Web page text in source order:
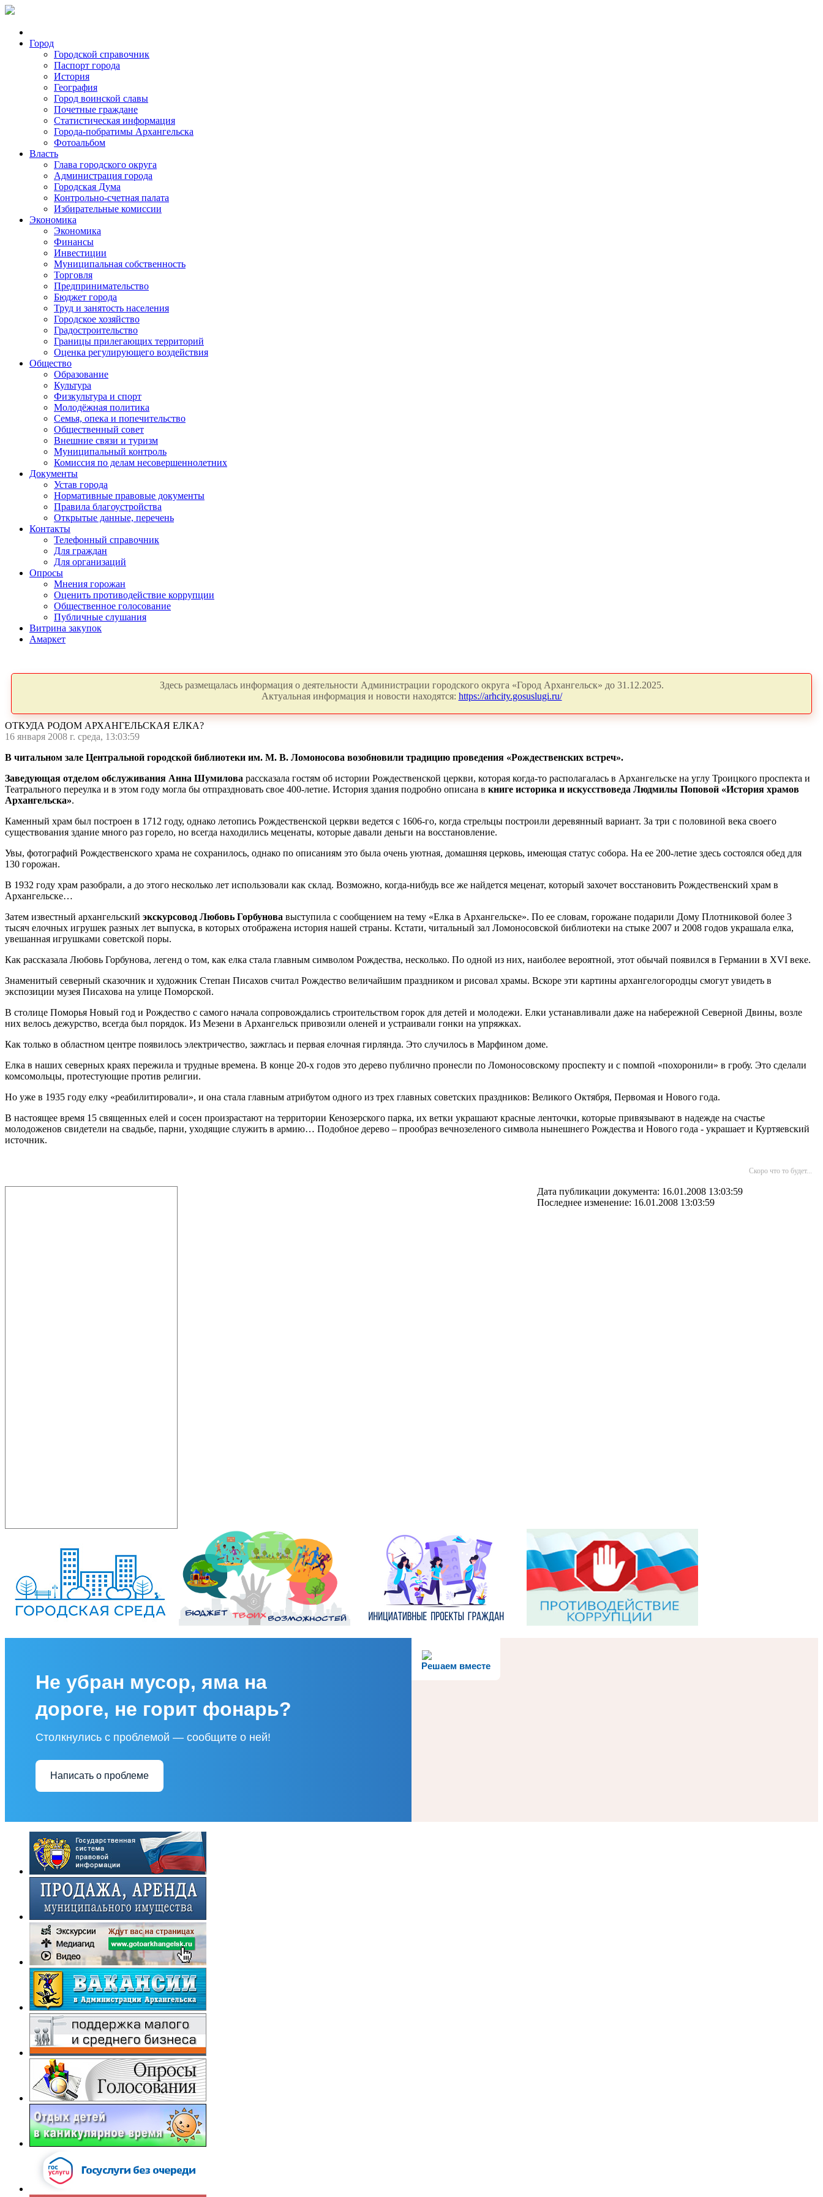
Город
Городской справочник
Паспорт города
История
География
Город воинской славы
Почетные граждане
Статистическая информация
Города-побратимы Архангельска
Фотоальбом
Власть
Глава городского округа
Администрация города
Городская Дума
Контрольно-счетная палата
Избирательные комиссии
Экономика
Экономика
Финансы
Инвестиции
Муниципальная собственность
Торговля
Предпринимательство
Бюджет города
Труд и занятость населения
Городское хозяйство
Градостроительство
Границы прилегающих территорий
Оценка регулирующего воздействия
Общество
Образование
Культура
Физкультура и спорт
Молодёжная политика
Семья, опека и попечительство
Общественный совет
Внешние связи и туризм
Муниципальный контроль
Комиссия по делам несовершеннолетних
Документы
Устав города
Нормативные правовые документы
Правила благоустройства
Открытые данные, перечень
Контакты
Телефонный справочник
Для граждан
Для организаций
Опросы
Мнения горожан
Оценить противодействие коррупции
Общественное голосование
Публичные слушания
Витрина закупок
Амаркет
Здесь размещалась информация о деятельности Администрации городского округа «Город Архангельск» до 31.12.2025.
Актуальная информация и новости находятся: https://arhcity.gosuslugi.ru/
ОТКУДА РОДОМ АРХАНГЕЛЬСКАЯ ЕЛКА?
16 января 2008 г. среда, 13:03:59
В читальном зале Центральной городской библиотеки им. М. В. Ломоносова возобновили традицию проведения «Рождественских встреч».
Заведующая отделом обслуживания Анна Шумилова рассказала гостям об истории Рождественской церкви, которая когда-то располагалась в Архангельске на углу Троицкого проспекта и
Театрального переулка и в этом году могла бы отпраздновать свое 400-летие. История здания подробно описана в книге историка и искусствоведа Людмилы Поповой «История храмов
Архангельска».
Каменный храм был построен в 1712 году, однако летопись Рождественской церкви ведется с 1606-го, когда стрельцы построили деревянный вариант. За три с половиной века своего
существования здание много раз горело, но всегда находились меценаты, которые давали деньги на восстановление.
Увы, фотографий Рождественского храма не сохранилось, однако по описаниям это была очень уютная, домашняя церковь, имеющая статус собора. На ее 200-летие здесь состоялся обед для
130 горожан.
В 1932 году храм разобрали, а до этого несколько лет использовали как склад. Возможно, когда-нибудь все же найдется меценат, который захочет восстановить Рождественский храм в
Архангельске…
Затем известный архангельский экскурсовод Любовь Горбунова выступила с сообщением на тему «Елка в Архангельске». По ее словам, горожане подарили Дому Плотниковой более 3
тысяч елочных игрушек разных лет выпуска, в которых отображена история нашей страны. Кстати, читальный зал Ломоносовской библиотеки на стыке 2007 и 2008 годов украшала елка,
увешанная игрушками советской поры.
Как рассказала Любовь Горбунова, легенд о том, как елка стала главным символом Рождества, несколько. По одной из них, наиболее вероятной, этот обычай появился в Германии в XVI веке.
Знаменитый северный сказочник и художник Степан Писахов считал Рождество величайшим праздником и рисовал храмы. Вскоре эти картины архангелогородцы смогут увидеть в
экспозиции музея Писахова на улице Поморской.
В столице Поморья Новый год и Рождество с самого начала сопровождались строительством горок для детей и молодежи. Елки устанавливали даже на набережной Северной Двины, возле
них велось дежурство, всегда был порядок. Из Мезени в Архангельск привозили оленей и устраивали гонки на упряжках.
Как только в областном центре появилось электричество, зажглась и первая елочная гирлянда. Это случилось в Марфином доме.
Елка в наших северных краях пережила и трудные времена. В конце 20-х годов это дерево публично пронесли по Ломоносовскому проспекту и с помпой «похоронили» в гробу. Это сделали
комсомольцы, протестующие против религии.
Но уже в 1935 году елку «реабилитировали», и она стала главным атрибутом одного из трех главных советских праздников: Великого Октября, Первомая и Нового года.
В настоящее время 15 священных елей и сосен произрастают на территории Кенозерского парка, их ветки украшают красные ленточки, которые привязывают в надежде на счастье
молодоженов свидетели на свадьбе, парни, уходящие служить в армию… Подобное дерево – прообраз вечнозеленого символа нынешнего Рождества и Нового года - украшает и Куртяевский
источник.
Скоро что то будет...
Дата публикации документа: 16.01.2008 13:03:59
Последнее изменение: 16.01.2008 13:03:59
Решаем вместе
Не убран мусор, яма на
дороге, не горит фонарь?
Столкнулись с проблемой — сообщите о ней!
Написать о проблеме